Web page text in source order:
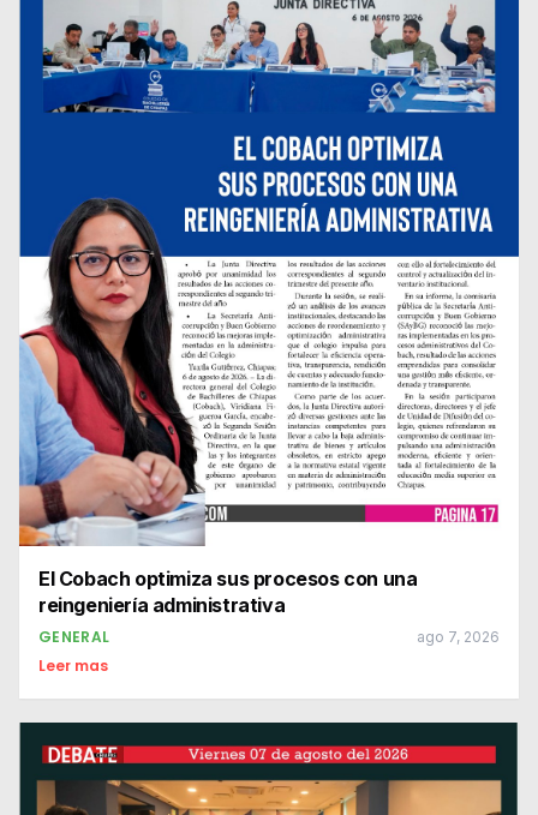
El Cobach optimiza sus procesos con una
reingeniería administrativa
GENERAL ago 7, 2026
Leer mas